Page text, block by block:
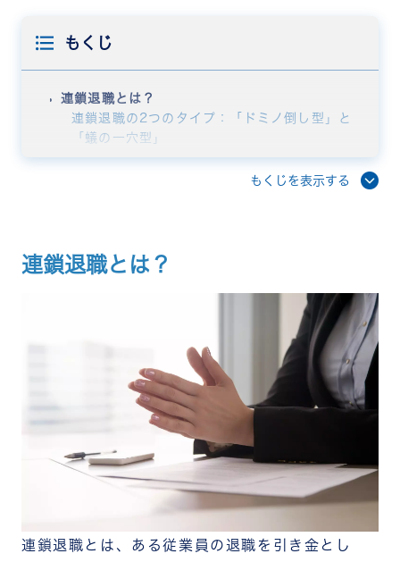
もくじ
連鎖退職とは？
連鎖退職の2つのタイプ：「ドミノ倒し型」と
「蟻の一穴型」
エース社員やキーパーソンの退職
従業員エンゲージメントの低下
連鎖退職が企業にもたらす深刻な影響
業務の生産性低下と品質の悪化
最悪の場合、倒産リスクも
連鎖退職の予兆を見逃さない！5つのサインをチェ
従業員が不満や意見を言わなくなった
新しい業務やプロジェクトへの参加を避ける
勤務時間や出勤パターンに変化が見られる
業務の引き継ぎやマニュアル作成を始めた
社内コミュニケーションの量が減っている
【実践】連鎖退職の止め方を5つのステップで紹介
ステップ1｜退職の原因を正確に把握する
ステップ2｜残った従業員の業務負荷を早急に軽減
もくじを表示する
連鎖退職とは？
連鎖退職とは、ある従業員の退職を引き金とし